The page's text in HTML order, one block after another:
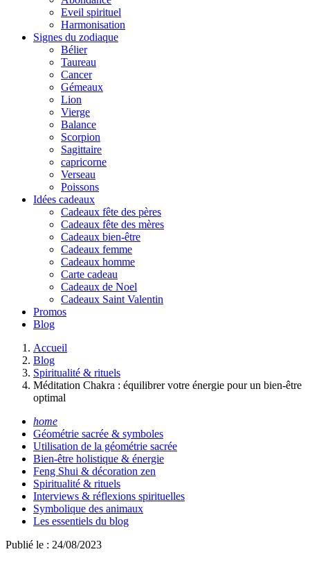
Eveil spirituel
Harmonisation
Signes du zodiaque
Bélier
Taureau
Cancer
Gémeaux
Lion
Vierge
Balance
Scorpion
Sagittaire
capricorne
Verseau
Poissons
Idées cadeaux
Cadeaux fête des pères
Cadeaux fête des mères
Cadeaux bien-être
Cadeaux femme
Cadeaux homme
Carte cadeau
Cadeaux de Noel
Cadeaux Saint Valentin
Promos
Blog
Accueil
Blog
Spiritualité & rituels
Méditation Chakra : équilibrer votre énergie pour un bien-être
optimal
home
Géométrie sacrée & symboles
Utilisation de la géométrie sacrée
Bien-être holistique & énergie
Feng Shui & décoration zen
Spiritualité & rituels
Interviews & réflexions spirituelles
Symbolique des animaux
Les essentiels du blog
Publié le : 24/08/2023